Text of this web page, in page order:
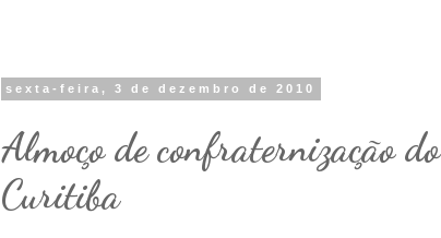
sexta-feira, 3 de dezembro de 2010
Almoço de confraternização
Curitiba